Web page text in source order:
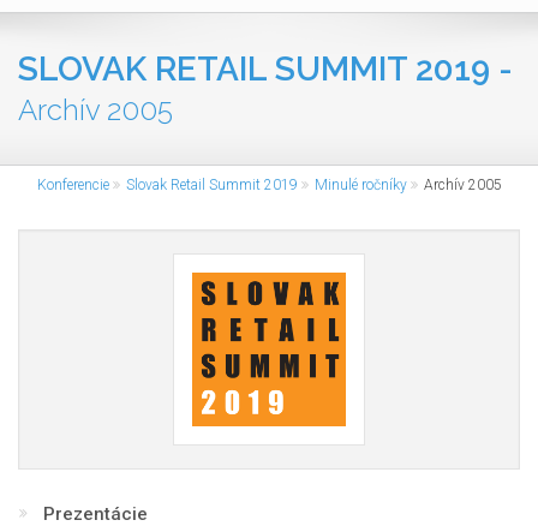
SLOVAK RETAIL SUMMIT 2019 -
Archív 2005
Konferencie Slovak Retail Summit 2019 Minulé ročníky Archív 2005
Prezentácie